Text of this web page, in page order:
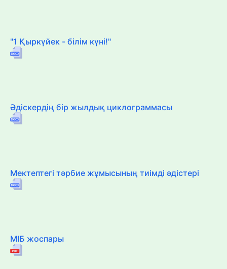
"1 Қыркүйек - білім күні!"
Әдіскердің бір жылдық циклограммасы
Мектептегі тәрбие жұмысының тиімді әдістері
МІБ жоспары